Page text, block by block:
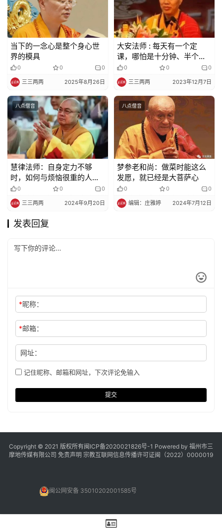
当下的一念心是整个身心世
界的模具
0 0 0
三三两两 2025年8月26日
大安法师 : 每天有一个定
课，哪怕是十分钟、半个小
时，有一个定课来规范自己
0 0 0
三三两两 2023年12月7日
八点僧音
慧律法师：自身定力不够
时，如何与烦恼很重的人相
处0 0 0
三三两两 2024年9月20日
八点僧音
梦参老和尚：做菜时能这么
发愿，就已经是大菩萨心
0 0 0
编辑：庄雅婷 2024年7月12日
发表回复
*昵称：
*邮箱：
网址：
记住昵称、邮箱和网址，下次评论免输入
提交
Copyright © 2021 版权所有闽ICP备2020021826号-1 Powered by 福州市三
摩地传媒有限公司 免责声明 宗教互联网信息传播许可证闽（2022）0000019
闽公网安备 35010202001585号